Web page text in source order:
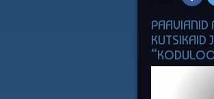
PAAVIANID
KUTSIKAID